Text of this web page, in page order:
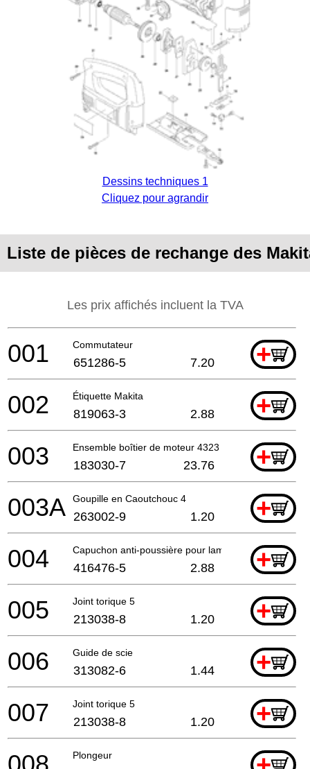
Dessins techniques 1
Cliquez pour agrandir
Liste de pièces de rechange des
Les prix affichés incluent la TVA
Commutateur +
001 651286-5 7.20
Étiquette Makita +
002 819063-3 2.88
Ensemble boîtier de moteur 4323 * +
003 183030-7 23.76
Goupille en Caoutchouc 4 +
003A 263002-9 1.20
Capuchon anti-poussière pour lame de scie+
004 416476-5 2.88
Joint torique 5 +
005 213038-8 1.20
Guide de scie +
006 313082-6 1.44
Joint torique 5 +
007 213038-8 1.20
Plongeur